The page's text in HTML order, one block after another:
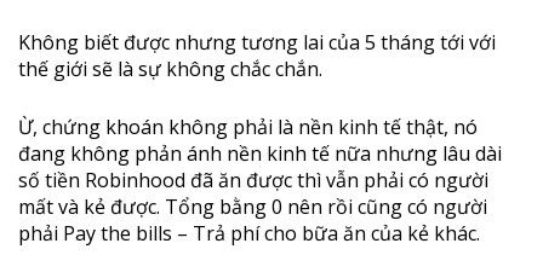
Không biết được nhưng tương lai của 5 tháng tới với
thế giới sẽ là sự không chắc chắn.
Ừ, chứng khoán không phải là nền kinh tế thật, nó
đang không phản ánh nền kinh tế nữa nhưng lâu dài
số tiền Robinhood đã ăn được thì vẫn phải có người
mất và kẻ được. Tổng bằng 0 nên rồi cũng có người
phải Pay the bills – Trả phí cho bữa ăn của kẻ khác.